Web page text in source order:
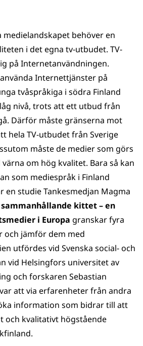
medielandskapet behöver en
i det egna tv-utbudet. TV-
på Internetanvändningen.
Internettjänster på
tvåspråkiga i södra Finland
nivå, trots att ett utbud från
Därför måste gränserna mot
hela TV-utbudet från Sverige
måste de medier som görs
värna om hög kvalitet. Bara så kan
som mediespråk i Finland
en studie Tankesmedjan Magma
kittet – en
i Europa granskar fyra
och jämför dem med
utfördes vid Svenska social- och
vid Helsingfors universitet av
och forskaren Sebastian
att via erfarenheter från andra
information som bidrar till att
och kvalitativt högstående